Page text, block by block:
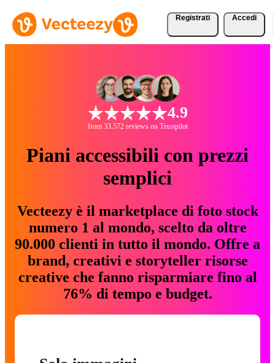
Registrati Accedi
4.9
from 33.572 reviews on Trustpilot
Piani accessibili con prezzi
semplici
Vecteezy è il marketplace di foto stock
numero 1 al mondo, scelto da oltre
90.000 clienti in tutto il mondo. Offre a
brand, creativi e storyteller risorse
creative che fanno risparmiare fino al
76% di tempo e budget.